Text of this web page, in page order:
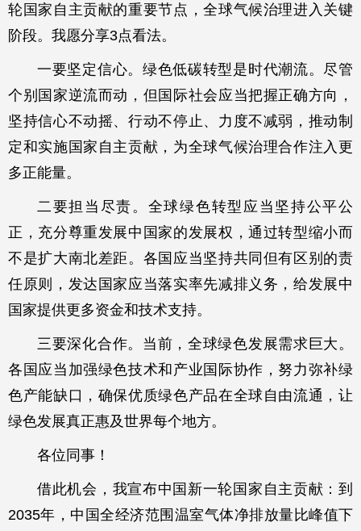
轮国家自主贡献的重要节点，全球气候治理进入关键
阶段。我愿分享3点看法。
一要坚定信心。绿色低碳转型是时代潮流。尽管
个别国家逆流而动，但国际社会应当把握正确方向，
坚持信心不动摇、行动不停止、力度不减弱，推动制
定和实施国家自主贡献，为全球气候治理合作注入更
多正能量。
二要担当尽责。全球绿色转型应当坚持公平公
正，充分尊重发展中国家的发展权，通过转型缩小而
不是扩大南北差距。各国应当坚持共同但有区别的责
任原则，发达国家应当落实率先减排义务，给发展中
国家提供更多资金和技术支持。
三要深化合作。当前，全球绿色发展需求巨大。
各国应当加强绿色技术和产业国际协作，努力弥补绿
色产能缺口，确保优质绿色产品在全球自由流通，让
绿色发展真正惠及世界每个地方。
各位同事！
借此机会，我宣布中国新一轮国家自主贡献：到
2035年，中国全经济范围温室气体净排放量比峰值下